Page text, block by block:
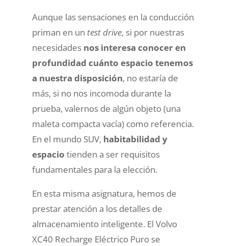
Aunque las sensaciones en la conducción
priman en un test drive, si por nuestras
necesidades nos interesa conocer en
profundidad cuánto espacio tenemos
a nuestra disposición, no estaría de
más, si no nos incomoda durante la
prueba, valernos de algún objeto (una
maleta compacta vacía) como referencia.
En el mundo SUV, habitabilidad y
espacio tienden a ser requisitos
fundamentales para la elección.
En esta misma asignatura, hemos de
prestar atención a los detalles de
almacenamiento inteligente. El Volvo
XC40 Recharge Eléctrico Puro se